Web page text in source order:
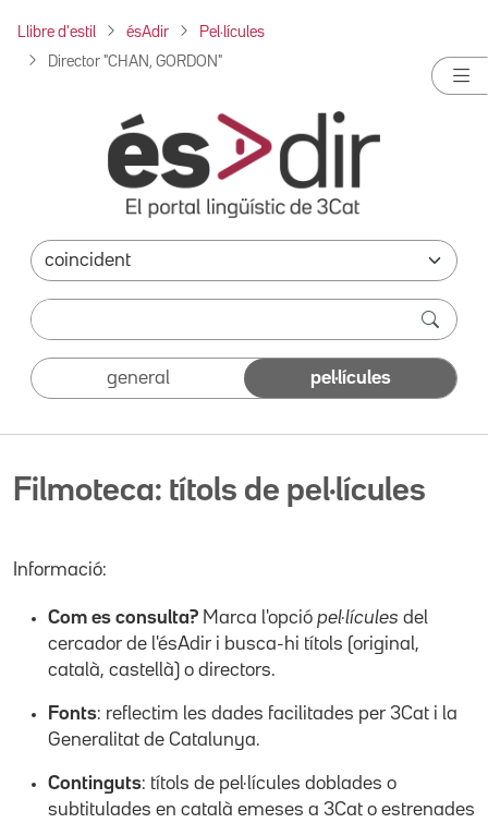
Llibre d'estil ésAdir Pel·lícules
Director "CHAN, GORDON"
general pel·lícules
Filmoteca: títols de pel·lícules
Informació:
Com es consulta? Marca l'opció pel·lícules del
cercador de l'ésAdir i busca-hi títols (original,
català, castellà) o directors.
Fonts: reflectim les dades facilitades per 3Cat i la
Generalitat de Catalunya.
Continguts: títols de pel·lícules doblades o
subtitulades en català emeses a 3Cat o estrenades